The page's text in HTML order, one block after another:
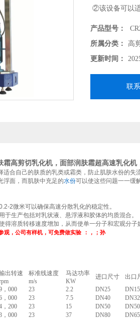
②该设备可以
液和胶体的均质
③三级乳化机由
使单一分子和
产品型号：
所属分类：
高
更新时间：
联
霜高剪切乳化机，面部润肤霜超高速乳化
合自己的肤质的乳类或霜类，防止肌肤水份的
浮面，而肌肤中充足的水份可以使这些问题一一缓
2微米可以确保高速分散乳化的稳定性。
生产包括对乳状液、悬浮液和胶体的均质混合。
溶质转移速度增加，从而使单一分子和宏观分子
观，公司有样机，可免费做实验 ： ，；孙
出转速
标准线速度
m/s
马达功率
KW
进口尺寸
出口
，000 23 2.2 DN25
DN15
，000 23 7.5 DN40
DN32
，200 23 15 DN50
DN50
，000 23 37 DN80
DN65